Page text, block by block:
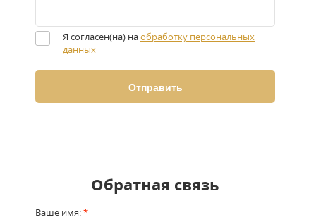
Я согласен(на) наобработку персональных
данных
Обратная связь
Ваше имя:*